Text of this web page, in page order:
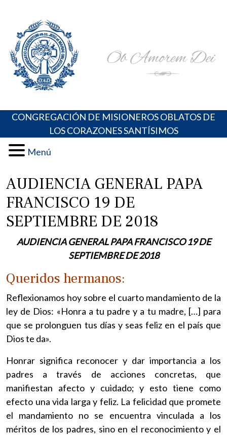
content
Portal de los Padres Oblatos. Advocaciones Marianas,
Oraciones, Música religiosa y más
CONGREGACIÓN DE MISIONEROS OBLATOS DE
LOS CORAZONES SANTÍSIMOS
Menú
AUDIENCIA GENERAL PAPA
FRANCISCO 19 DE
SEPTIEMBRE DE 2018
AUDIENCIA GENERAL PAPA FRANCISCO 19 DE
SEPTIEMBRE DE 2018
Queridos hermanos:
Reflexionamos hoy sobre el cuarto mandamiento de la
ley de Dios: «Honra a tu padre y a tu madre, […] para
que se prolonguen tus días y seas feliz en el país que
Dios te da».
Honrar significa reconocer y dar importancia a los
padres a través de acciones concretas, que
manifiestan afecto y cuidado; y esto tiene como
efecto una vida larga y feliz. La felicidad que promete
el mandamiento no se encuentra vinculada a los
méritos de los padres, sino en el reconocimiento y el